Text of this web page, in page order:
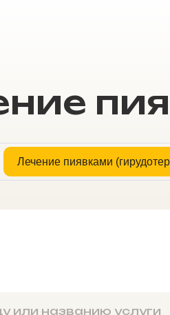
Лечение пиявками